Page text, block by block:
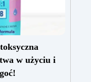
w użyciu i